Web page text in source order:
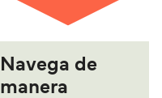
Navega de
manera